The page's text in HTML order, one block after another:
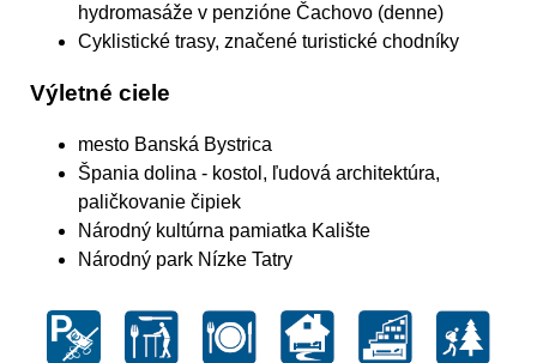
hydromasáže v penzióne Čachovo (denne)
Cyklistické trasy, značené turistické chodníky
Výletné ciele
mesto Banská Bystrica
Špania dolina - kostol, ľudová architektúra,
paličkovanie čipiek
Národný kultúrna pamiatka Kalište
Národný park Nízke Tatry